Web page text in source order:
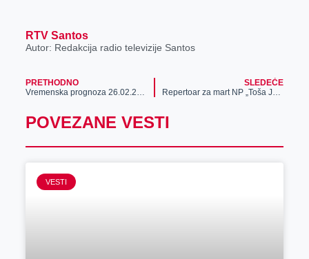
RTV Santos
Autor: Redakcija radio televizije Santos
PRETHODNO
Vremenska prognoza 26.02.2025.
SLEDEĆE
Repertoar za mart NP „Toša Jovanović“
POVEZANE VESTI
VESTI